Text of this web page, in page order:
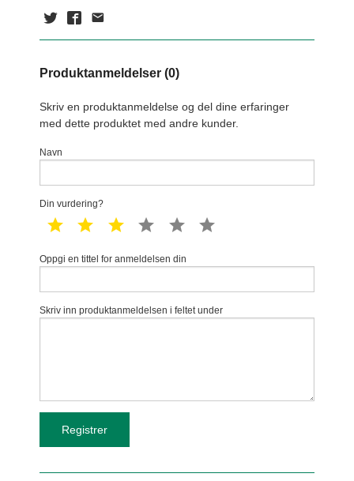
Produktanmeldelser (0)
Skriv en produktanmeldelse og del dine erfaringer
med dette produktet med andre kunder.
Navn
Din vurdering?
1 star 2 star 3 star 4 star 5 star
Oppgi en tittel for anmeldelsen din
Skriv inn produktanmeldelsen i feltet under